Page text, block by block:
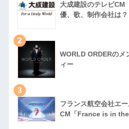
大成建設のテレビCM
優、歌、制作会社は？
2
WORLD ORDERのメ
ィー
3
フランス航空会社エ
CM「France is in the